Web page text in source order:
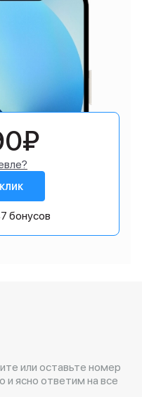
бонусов
или оставьте номер
и ясно ответим на все